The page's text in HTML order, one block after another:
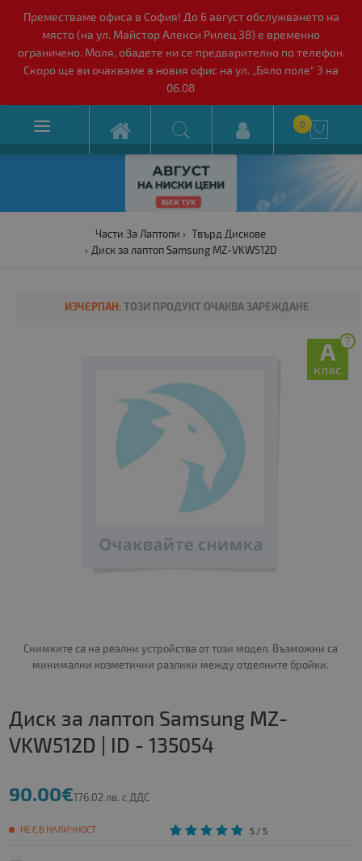
Преместваме офиса в София! До 6 август обслужването на
място (на ул. Майстор Алекси Рилец 38) е временно
ограничено. Моля, обадете ни се предварително по телефон.
Скоро ще ви очакваме в новия офис на ул. „Бяло поле“ 3 на
06.08
 0 
Части За Лаптопи
Твърд Дискове
Диск за лаптоп Samsung MZ-VKW512D
ИЗЧЕРПАН:ТОЗИ ПРОДУКТ ОЧАКВА ЗАРЕЖДАНЕ
?
A
клас
Снимките са на реални устройства от този модел. Възможни са
минимални козметични разлики между отделните бройки.
Диск за лаптоп Samsung MZ-
VKW512D | ID - 135054
90.00€176.02 лв. с ДДС
НЕ Е В НАЛИЧНОСТ 5 / 5